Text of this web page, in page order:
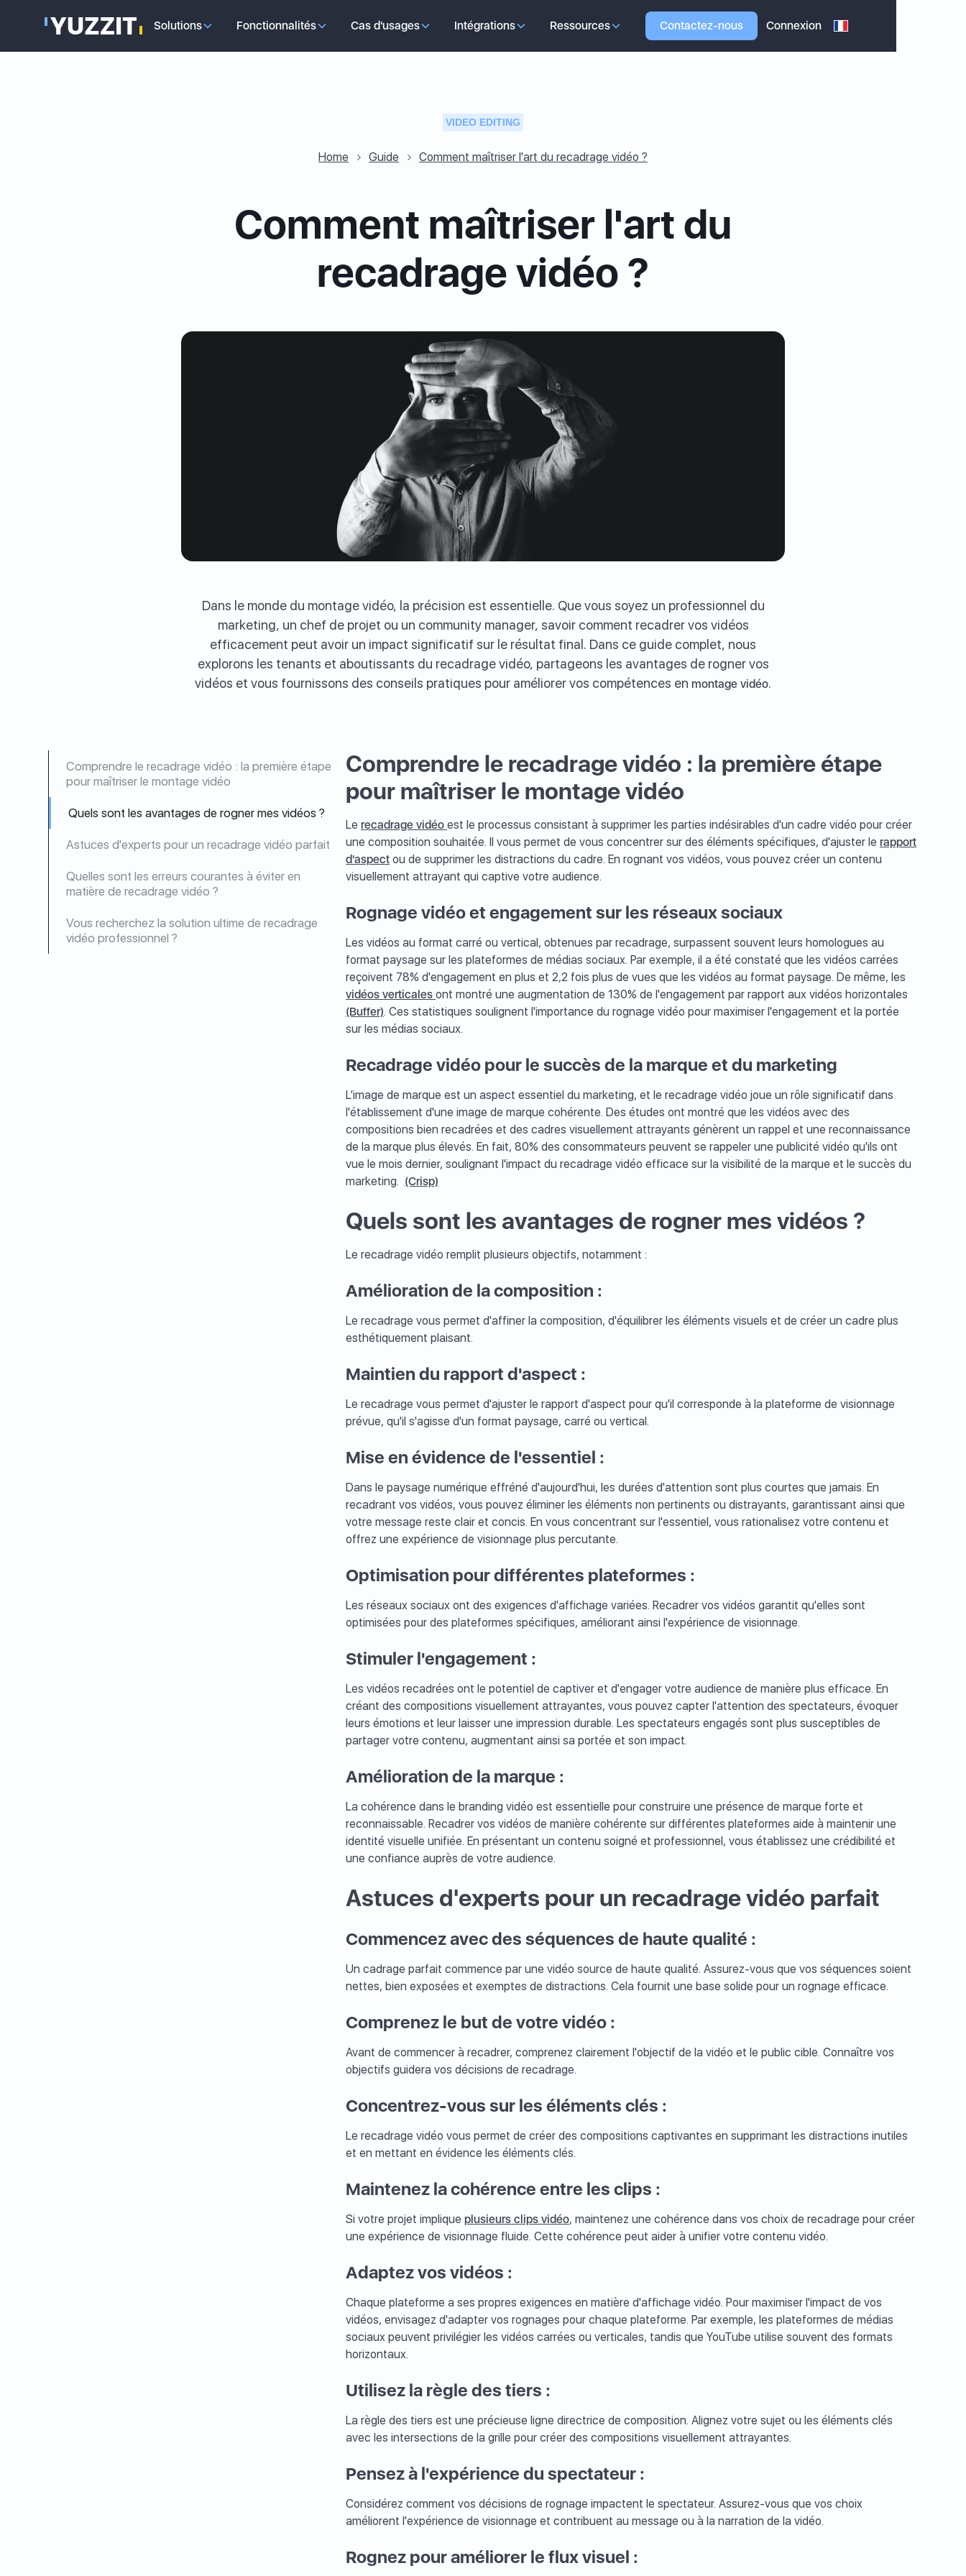
Solutions Fonctionnalités Cas d'usages Intégrations Ressources Contactez-nous Connexion
VIDEO EDITING
Home Guide Comment maîtriser l'art du recadrage vidéo ?
Comment maîtriser l'art du
recadrage vidéo ?
Dans le monde du montage vidéo, la précision est essentielle. Que vous soyez un professionnel du
marketing, un chef de projet ou un community manager, savoir comment recadrer vos vidéos
efficacement peut avoir un impact significatif sur le résultat final. Dans ce guide complet, nous
explorons les tenants et aboutissants du recadrage vidéo, partageons les avantages de rogner vos
vidéos et vous fournissons des conseils pratiques pour améliorer vos compétences en montage vidéo.
Comprendre le recadrage vidéo : la première étape
pour maîtriser le montage vidéo
Quels sont les avantages de rogner mes vidéos ?
Astuces d'experts pour un recadrage vidéo parfait
Quelles sont les erreurs courantes à éviter en
matière de recadrage vidéo ?
Vous recherchez la solution ultime de recadrage
vidéo professionnel ?
Comprendre le recadrage vidéo : la première étape
pour maîtriser le montage vidéo
Lerecadrage vidéoest le processus consistant à supprimer les parties indésirables d'un cadre vidéo pour créer
une composition souhaitée. Il vous permet de vous concentrer sur des éléments spécifiques, d'ajuster lerapport
d'aspect ou de supprimer les distractions du cadre. En rognant vos vidéos, vous pouvez créer un contenu
visuellement attrayant qui captive votre audience.
Rognage vidéo et engagement sur les réseaux sociaux
Les vidéos au format carré ou vertical, obtenues par recadrage, surpassent souvent leurs homologues au
format paysage sur les plateformes de médias sociaux. Par exemple, il a été constaté que les vidéos carrées
reçoivent 78% d'engagement en plus et 2,2 fois plus de vues que les vidéos au format paysage. De même, les
vidéos verticalesont montré une augmentation de 130% de l'engagement par rapport aux vidéos horizontales
(Buffer). Ces statistiques soulignent l'importance du rognage vidéo pour maximiser l'engagement et la portée
sur les médias sociaux.
Recadrage vidéo pour le succès de la marque et du marketing
L’image de marque est un aspect essentiel du marketing, et le recadrage vidéo joue un rôle significatif dans
l'établissement d'une image de marque cohérente. Des études ont montré que les vidéos avec des
compositions bien recadrées et des cadres visuellement attrayants génèrent un rappel et une reconnaissance
de la marque plus élevés. En fait, 80% des consommateurs peuvent se rappeler une publicité vidéo qu'ils ont
vue le mois dernier, soulignant l'impact du recadrage vidéo efficace sur la visibilité de la marque et le succès du
marketing. (Crisp)
Quels sont les avantages de rogner mes vidéos ?
Le recadrage vidéo remplit plusieurs objectifs, notamment :
Amélioration de la composition :
Le recadrage vous permet d'affiner la composition, d'équilibrer les éléments visuels et de créer un cadre plus
esthétiquement plaisant.
Maintien du rapport d'aspect :
Le recadrage vous permet d'ajuster le rapport d'aspect pour qu'il corresponde à la plateforme de visionnage
prévue, qu'il s'agisse d'un format paysage, carré ou vertical.
Mise en évidence de l'essentiel :
Dans le paysage numérique effréné d'aujourd'hui, les durées d'attention sont plus courtes que jamais. En
recadrant vos vidéos, vous pouvez éliminer les éléments non pertinents ou distrayants, garantissant ainsi que
votre message reste clair et concis. En vous concentrant sur l'essentiel, vous rationalisez votre contenu et
offrez une expérience de visionnage plus percutante.
Optimisation pour différentes plateformes :
Les réseaux sociaux ont des exigences d'affichage variées. Recadrer vos vidéos garantit qu'elles sont
optimisées pour des plateformes spécifiques, améliorant ainsi l'expérience de visionnage.
Stimuler l'engagement :
Les vidéos recadrées ont le potentiel de captiver et d'engager votre audience de manière plus efficace. En
créant des compositions visuellement attrayantes, vous pouvez capter l'attention des spectateurs, évoquer
leurs émotions et leur laisser une impression durable. Les spectateurs engagés sont plus susceptibles de
partager votre contenu, augmentant ainsi sa portée et son impact.
Amélioration de la marque :
La cohérence dans le branding vidéo est essentielle pour construire une présence de marque forte et
reconnaissable. Recadrer vos vidéos de manière cohérente sur différentes plateformes aide à maintenir une
identité visuelle unifiée. En présentant un contenu soigné et professionnel, vous établissez une crédibilité et
une confiance auprès de votre audience.
Astuces d'experts pour un recadrage vidéo parfait
Commencez avec des séquences de haute qualité :
Un cadrage parfait commence par une vidéo source de haute qualité. Assurez-vous que vos séquences soient
nettes, bien exposées et exemptes de distractions. Cela fournit une base solide pour un rognage efficace.
Comprenez le but de votre vidéo :
Avant de commencer à recadrer, comprenez clairement l'objectif de la vidéo et le public cible. Connaître vos
objectifs guidera vos décisions de recadrage.
Concentrez-vous sur les éléments clés :
Le recadrage vidéo vous permet de créer des compositions captivantes en supprimant les distractions inutiles
et en mettant en évidence les éléments clés.
Maintenez la cohérence entre les clips :
Si votre projet impliqueplusieurs clips vidéo, maintenez une cohérence dans vos choix de recadrage pour créer
une expérience de visionnage fluide. Cette cohérence peut aider à unifier votre contenu vidéo.
Adaptez vos vidéos :
Chaque plateforme a ses propres exigences en matière d'affichage vidéo. Pour maximiser l'impact de vos
vidéos, envisagez d'adapter vos rognages pour chaque plateforme. Par exemple, les plateformes de médias
sociaux peuvent privilégier les vidéos carrées ou verticales, tandis que YouTube utilise souvent des formats
horizontaux.
Utilisez la règle des tiers :
La règle des tiers est une précieuse ligne directrice de composition. Alignez votre sujet ou les éléments clés
avec les intersections de la grille pour créer des compositions visuellement attrayantes.
Pensez à l'expérience du spectateur :
Considérez comment vos décisions de rognage impactent le spectateur. Assurez-vous que vos choix
améliorent l'expérience de visionnage et contribuent au message ou à la narration de la vidéo.
Rognez pour améliorer le flux visuel :